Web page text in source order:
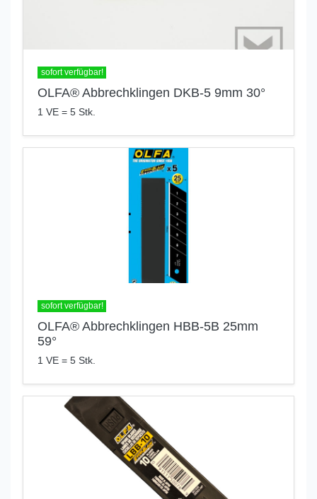
sofort verfügbar!
OLFA® Abbrechklingen DKB-5 9mm 30°
1 VE = 5 Stk.
sofort verfügbar!
OLFA® Abbrechklingen HBB-5B 25mm
59°
1 VE = 5 Stk.